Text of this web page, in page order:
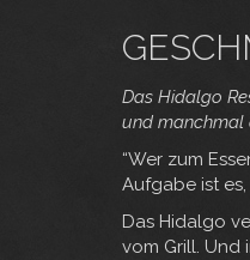
Das Hidalgo
und manchmal
“Wer zum
Aufgabe ist
Das Hidalgo
vom Grill. Und